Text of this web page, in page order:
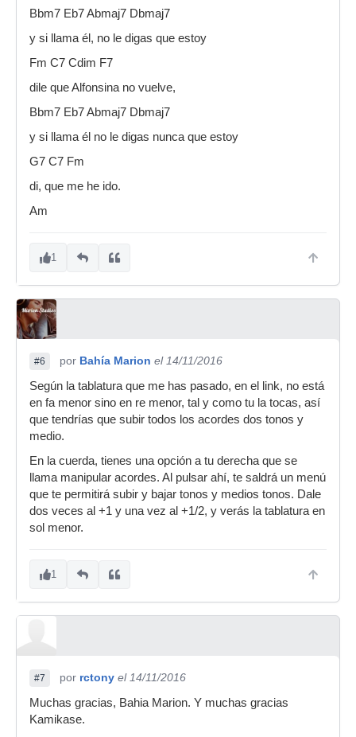
Bbm7 Eb7 Abmaj7 Dbmaj7
y si llama él, no le digas que estoy
Fm C7 Cdim F7
dile que Alfonsina no vuelve,
Bbm7 Eb7 Abmaj7 Dbmaj7
y si llama él no le digas nunca que estoy
G7 C7 Fm
di, que me he ido.
Am
1
#6 por Bahía Marion el 14/11/2016
Según la tablatura que me has pasado, en el link, no está
en fa menor sino en re menor, tal y como tu la tocas, así
que tendrías que subir todos los acordes dos tonos y
medio.
En la cuerda, tienes una opción a tu derecha que se
llama manipular acordes. Al pulsar ahí, te saldrá un menú
que te permitirá subir y bajar tonos y medios tonos. Dale
dos veces al +1 y una vez al +1/2, y verás la tablatura en
sol menor.
1
#7 por rctony el 14/11/2016
Muchas gracias, Bahia Marion. Y muchas gracias
Kamikase.